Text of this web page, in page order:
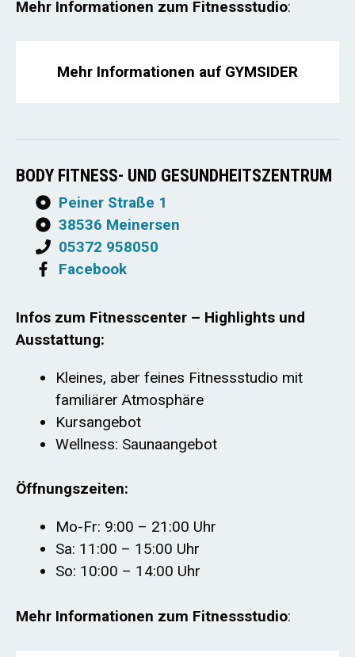
Mehr Informationen zum Fitnessstudio:
Mehr Informationen auf GYMSIDER
BODY FITNESS- UND GESUNDHEITSZENTRUM
Peiner Straße 1
38536 Meinersen
05372 958050
Facebook
Infos zum Fitnesscenter – Highlights und
Ausstattung:
Kleines, aber feines Fitnessstudio mit
familiärer Atmosphäre
Kursangebot
Wellness: Saunaangebot
Öffnungszeiten:
Mo-Fr: 9:00 – 21:00 Uhr
Sa: 11:00 – 15:00 Uhr
So: 10:00 – 14:00 Uhr
Mehr Informationen zum Fitnessstudio: